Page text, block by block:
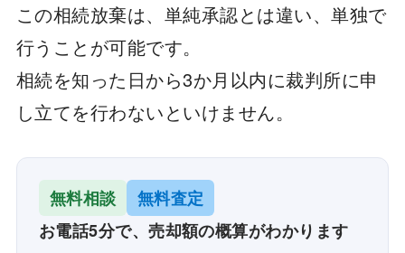
この相続放棄は、単純承認とは違い、単独で
行うことが可能です。
相続を知った日から3か月以内に裁判所に申
し立てを行わないといけません。
無料相談
無料査定
お電話5分で、売却額の概算がわかります